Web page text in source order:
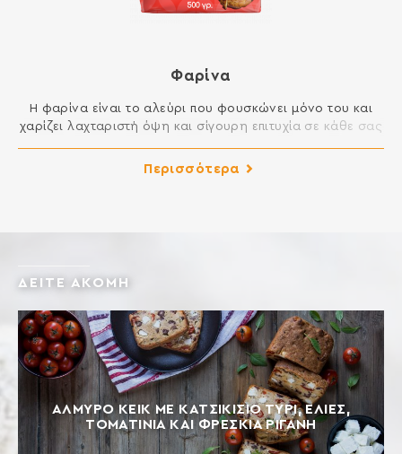
Φαρίνα
Η φαρίνα είναι το αλεύρι που φουσκώνει μόνο του και
χαρίζει λαχταριστή όψη και σίγουρη επιτυχία σε κάθε σας
γλυκίσματα που απαιτούν διόγκωση. ΣΥΣΤΑΤΙΚΑ: ΑΛΕΥΡΙ
ΚΑΤΗΓΟΡΙΑΣ Μ ΑΠΟ ΜΑΛΑΚΟ ΣΙΤΑΡΙ, ΟΞΙΝΟ ΑΝΘΡΑΚΙΚΟ
Περισσότερα
ΔΕΙΤΕ ΑΚΟΜΗ
ΑΛΜΥΡΟ ΚΕΙΚ ΜΕ ΚΑΤΣΙΚΙΣΙΟ ΤΥΡΙ, ΕΛΙΕΣ,
ΤΟΜΑΤΙΝΙΑ ΚΑΙ ΦΡΕΣΚΙΑ ΡΙΓΑΝΗ